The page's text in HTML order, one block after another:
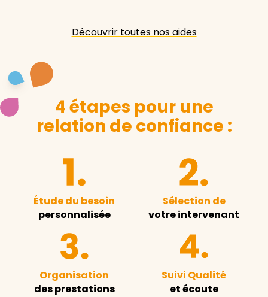
Découvrir toutes nos aides
4 étapes pour une
relation de confiance :
Étude du besoin
personnalisée
Sélection de
votre intervenant
Organisation
des prestations
Suivi Qualité
et écoute